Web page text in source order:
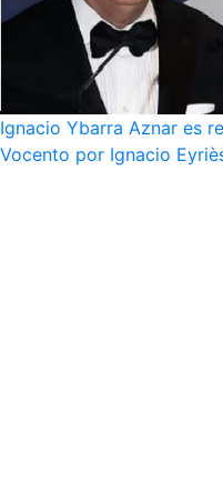
Ignacio Ybarra Aznar es
Vocento por Ignacio